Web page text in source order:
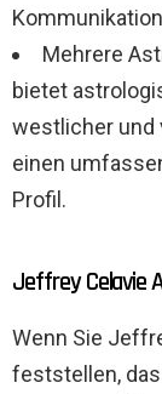
Mehrere
bietet
westlicher und
einen
Profil.
Jeffrey Celavie
Wenn Sie
feststellen,